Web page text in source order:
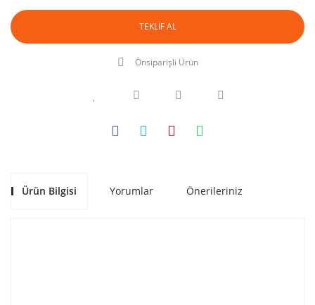
TEKLİF AL
Önsiparişli Ürün
Ürün Bilgisi Yorumlar Önerileriniz